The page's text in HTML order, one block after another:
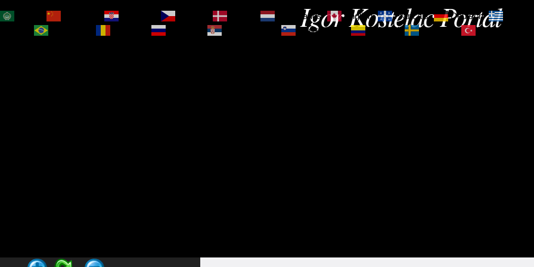
Igor Kostelac Portal
Nederlands English Français Deutsch
Slovenščina Español Svenska Türkçe